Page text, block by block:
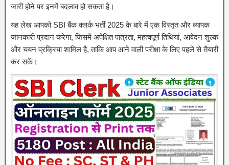
जारी होने पर इनमें बदलाव हो सकता है।
यह लेख आपको SBI बैंक क्लर्क भर्ती 2025 के बारे में एक विस्तृत और व्यापक
जानकारी प्रदान करेगा, जिसमें अपेक्षित पात्रता, महत्वपूर्ण तिथियां, आवेदन शुल्क
और चयन प्रक्रिया शामिल है, ताकि आप आने वाली परीक्षा के लिए पहले से तैयारी
कर सकें।